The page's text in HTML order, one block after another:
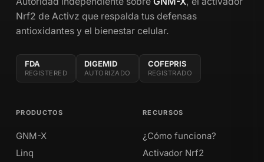
Nrf2 de Activz que respalda tus defensas
antioxidantes y el bienestar celular.
FDA
REGISTERED
DIGEMID
AUTORIZADO
COFEPRIS
REGISTRADO
PRODUCTOS
GNM-X
Linq
RECURSOS
¿Cómo funciona?
Activador Nrf2